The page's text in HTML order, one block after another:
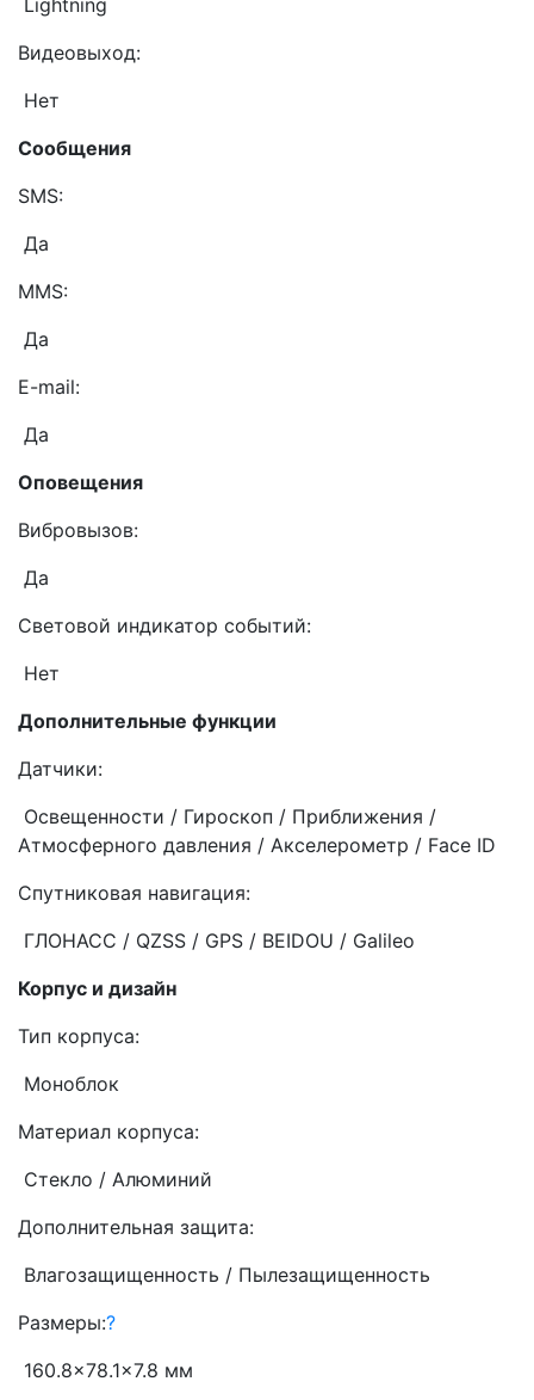
Lightning
Видеовыход:
Нет
Сообщения
SMS:
Да
MMS:
Да
E-mail:
Да
Оповещения
Вибровызов:
Да
Световой индикатор событий:
Нет
Дополнительные функции
Датчики:
Освещенности / Гироскоп / Приближения /
Атмосферного давления / Акселерометр / Face ID
Спутниковая навигация:
ГЛОНАСС / QZSS / GPS / BEIDOU / Galileo
Корпус и дизайн
Тип корпуса:
Моноблок
Материал корпуса:
Стекло / Алюминий
Дополнительная защита:
Влагозащищенность / Пылезащищенность
Размеры:?
160.8x78.1x7.8 мм